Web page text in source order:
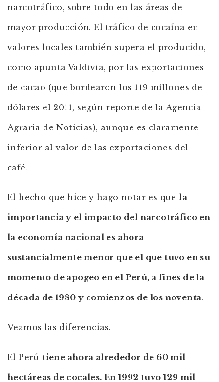
narcotráfico, sobre todo en las áreas de
mayor producción. El tráfico de cocaína en
valores locales también supera el producido,
como apunta Valdivia, por las exportaciones
de cacao (que bordearon los 119 millones de
dólares el 2011, según reporte de la Agencia
Agraria de Noticias), aunque es claramente
inferior al valor de las exportaciones del
café.
El hecho que hice y hago notar es quela
importancia y el impacto del narcotráfico en
la economía nacional es ahora
sustancialmente menor que el que tuvo en su
momento de apogeo en el Perú, a fines de la
década de 1980 y comienzos de los noventa.
Veamos las diferencias.
El Perútiene ahora alrededor de 60 mil
hectáreas de cocales. En 1992 tuvo 129 mil